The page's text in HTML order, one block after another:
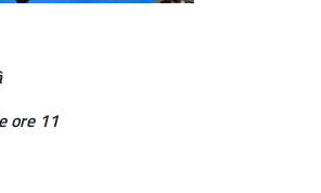
ore 11